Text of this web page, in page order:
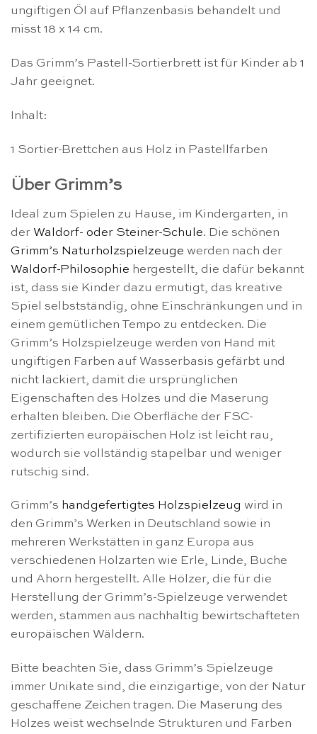
ungiftigen Öl auf Pflanzenbasis behandelt und
misst 18 x 14 cm.
Das Grimm’s Pastell-Sortierbrett ist für Kinder ab 1
Jahr geeignet.
Inhalt:
1 Sortier-Brettchen aus Holz in Pastellfarben
Über Grimm’s
Ideal zum Spielen zu Hause, im Kindergarten, in
der Waldorf- oder Steiner-Schule. Die schönen
Grimm’s Naturholzspielzeuge werden nach der
Waldorf-Philosophie hergestellt, die dafür bekannt
ist, dass sie Kinder dazu ermutigt, das kreative
Spiel selbstständig, ohne Einschränkungen und in
einem gemütlichen Tempo zu entdecken. Die
Grimm’s Holzspielzeuge werden von Hand mit
ungiftigen Farben auf Wasserbasis gefärbt und
nicht lackiert, damit die ursprünglichen
Eigenschaften des Holzes und die Maserung
erhalten bleiben. Die Oberfläche der FSC-
zertifizierten europäischen Holz ist leicht rau,
wodurch sie vollständig stapelbar und weniger
rutschig sind.
Grimm’s handgefertigtes Holzspielzeug wird in
den Grimm’s Werken in Deutschland sowie in
mehreren Werkstätten in ganz Europa aus
verschiedenen Holzarten wie Erle, Linde, Buche
und Ahorn hergestellt. Alle Hölzer, die für die
Herstellung der Grimm’s-Spielzeuge verwendet
werden, stammen aus nachhaltig bewirtschafteten
europäischen Wäldern.
Bitte beachten Sie, dass Grimm’s Spielzeuge
immer Unikate sind, die einzigartige, von der Natur
geschaffene Zeichen tragen. Die Maserung des
Holzes weist wechselnde Strukturen und Farben